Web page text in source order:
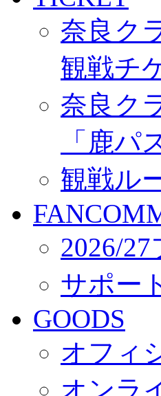
奈良ク
観戦チ
奈良ク
「鹿パ
観戦ル
2026/
サポー
GOODS
オフィ
オンラ